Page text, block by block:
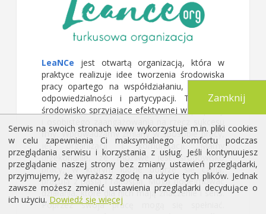
LeaNCe jest otwartą organizacją, która w
praktyce realizuje idee tworzenia środowiska
pracy opartego na współdziałaniu, osobistej
odpowiedzialności i partycypacji. Tworzymy
środowisko sprzyjające efektywnej współpracy
firmy. Wprowadzamy zmiany w sposobie pracy,
jej organizacji i komunikacji. Mamy
przekonanie, że możliwe jest środowisko
pracy, w którym ludzie dobrze się czują,
pracują z pasją i radością. Mogą podejmować
działania, które dla nich mają znaczenie i sens.
Poprzez swoja pracę mogą się spełniać.
Serwis na swoich stronach www wykorzystuje m.in. pliki cookies
w celu zapewnienia Ci maksymalnego komfortu podczas
przeglądania serwisu i korzystania z usług. Jeśli kontynuujesz
przeglądanie naszej strony bez zmiany ustawień przeglądarki,
przyjmujemy, że wyrażasz zgodę na użycie tych plików. Jednak
zawsze możesz zmienić ustawienia przeglądarki decydujące o
ich użyciu. Dowiedź się więcej
Zamknij